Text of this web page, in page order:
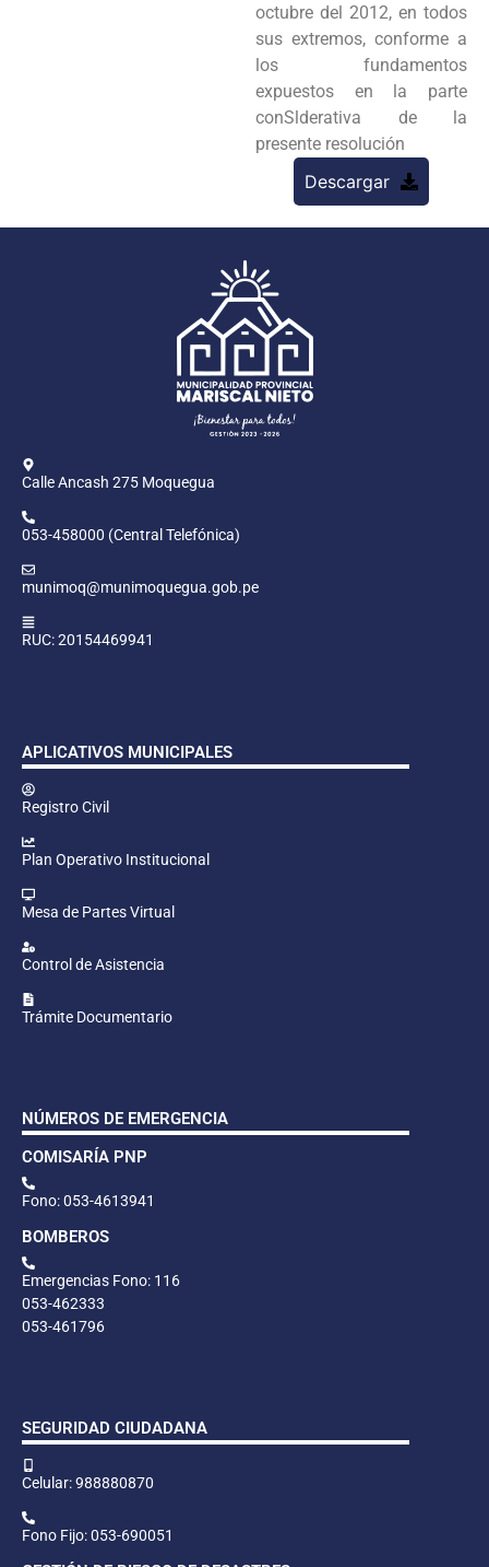
octubre del 2012, en todos
sus extremos, conforme a
los fundamentos
expuestos en la parte
conSlderativa de la
presente resolución
Descargar
Calle Ancash 275 Moquegua
053-458000 (Central Telefónica)
munimoq@munimoquegua.gob.pe
RUC: 20154469941
APLICATIVOS MUNICIPALES
Registro Civil
Plan Operativo Institucional
Mesa de Partes Virtual
Control de Asistencia
Trámite Documentario
NÚMEROS DE EMERGENCIA
COMISARÍA PNP
Fono: 053-4613941
BOMBEROS
Emergencias Fono: 116
053-462333
053-461796
SEGURIDAD CIUDADANA
Celular: 988880870
Fono Fijo: 053-690051